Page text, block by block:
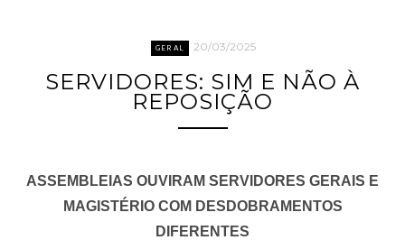
GERAL 20/03/2025
SERVIDORES: SIM E NÃO À
REPOSIÇÃO
ASSEMBLEIAS OUVIRAM SERVIDORES GERAIS E
MAGISTÉRIO COM DESDOBRAMENTOS
DIFERENTES